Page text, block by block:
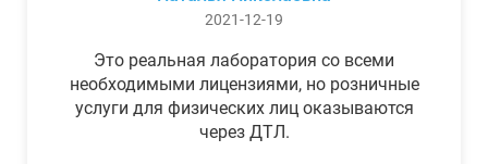
2021-12-19
Это реальная лаборатория со всеми
необходимыми лицензиями, но розничные
услуги для физических лиц оказываются
через ДТЛ.